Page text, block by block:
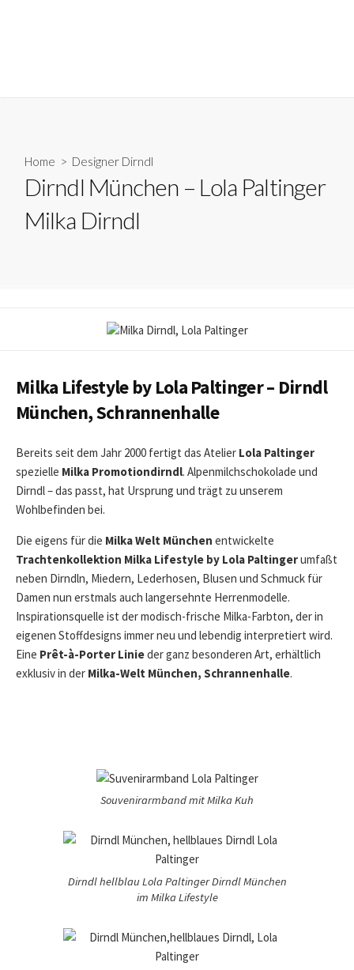
Home > Designer Dirndl
Dirndl München – Lola Paltinger
Milka Dirndl
Milka Lifestyle by Lola Paltinger – Dirndl
München, Schrannenhalle
Bereits seit dem Jahr 2000 fertigt das Atelier Lola Paltinger
spezielle Milka Promotiondirndl. Alpenmilchschokolade und
Dirndl – das passt, hat Ursprung und trägt zu unserem
Wohlbefinden bei.
Die eigens für die Milka Welt München entwickelte
Trachtenkollektion Milka Lifestyle by Lola Paltingerumfaßt
neben Dirndln, Miedern, Lederhosen, Blusen und Schmuck für
Damen nun erstmals auch langersehnte Herrenmodelle.
Inspirationsquelle ist der modisch-frische Milka-Farbton, der in
eigenen Stoffdesigns immer neu und lebendig interpretiert wird.
Eine Prêt-à-Porter Linieder ganz besonderen Art, erhältlich
exklusiv in der Milka-Welt München, Schrannenhalle.
Souvenirarmband mit Milka Kuh
Dirndl hellblau Lola Paltinger Dirndl München
im Milka Lifestyle